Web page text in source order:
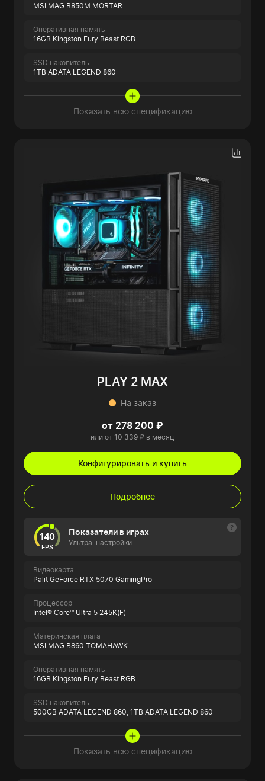
MSI MAG B850M MORTAR
Оперативная память
16GB Kingston Fury Beast RGB
SSD накопитель
1TB ADATA LEGEND 860
Показать всю спецификацию
PLAY 2 MAX
На заказ
от 278 200 ₽
или от 10 339 ₽ в месяц
Конфигурировать и купить
Подробнее
140
FPS
Показатели в играх
Ультра-настройки
Видеокарта
Palit GeForce RTX 5070 GamingPro
Процессор
Intel® Core™ Ultra 5 245K(F)
Материнская плата
MSI MAG B860 TOMAHAWK
Оперативная память
16GB Kingston Fury Beast RGB
SSD накопитель
500GB ADATA LEGEND 860, 1TB ADATA LEGEND 860
Показать всю спецификацию